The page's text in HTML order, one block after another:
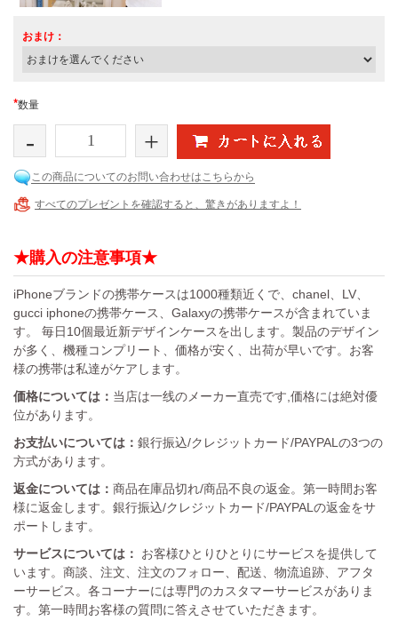
おまけ：
*数量
- +
この商品についてのお問い合わせはこちらから
すべてのプレゼントを確認すると、驚きがありますよ！
★購入の注意事項★
iPhoneブランドの携帯ケースは1000種類近くで、chanel、LV、
gucci iphoneの携帯ケース、Galaxyの携帯ケースが含まれていま
す。 毎日10個最近新デザインケースを出します。製品のデザイン
が多く、機種コンプリート、価格が安く、出荷が早いです。お客
様の携帯は私達がケアします。
価格については： 当店は一线のメーカー直売です,価格には絶対優
位があります。
お支払いについては： 銀行振込/クレジットカード/PAYPALの3つの
方式があります。
返金については： 商品在庫品切れ/商品不良の返金。第一時間お客
様に返金します。銀行振込/クレジットカード/PAYPALの返金をサ
ポートします。
サービスについては：
お客様ひとりひとりにサービスを提供して
います。商談、注文、注文のフォロー、配送、物流追跡、アフタ
ーサービス。各コーナーには専門のカスタマーサービスがありま
す。第一時間お客様の質問に答えさせていただきます。